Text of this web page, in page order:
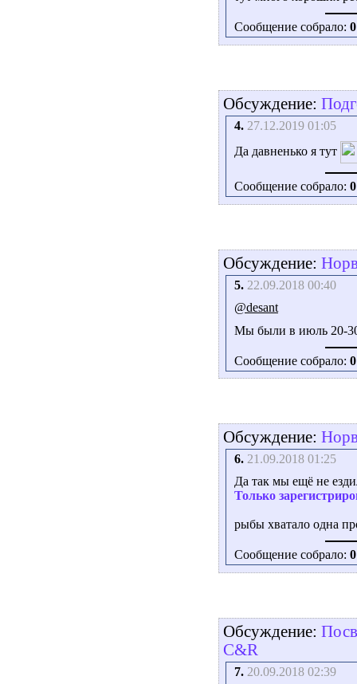
Сообщение собрало: 0
Обсуждение:
4. 27.12.2019 01:05
Да давненько я тут
Сообщение собрало: 0
Обсуждение:
5. 22.09.2018 00:40
@desant
Мы были в июль 20-
Сообщение собрало: 0
Обсуждение:
6. 21.09.2018 01:25
Да так мы ещё не
Только
рыбы хватало одна
Сообщение собрало: 0
Обсуждение:
C&R
7. 20.09.2018 02:39